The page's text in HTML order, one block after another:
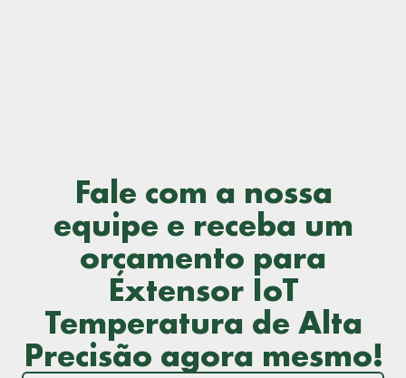
Fale com a nossa
equipe e receba um
orçamento para
Extensor IoT
Temperatura de Alta
Precisão agora mesmo!